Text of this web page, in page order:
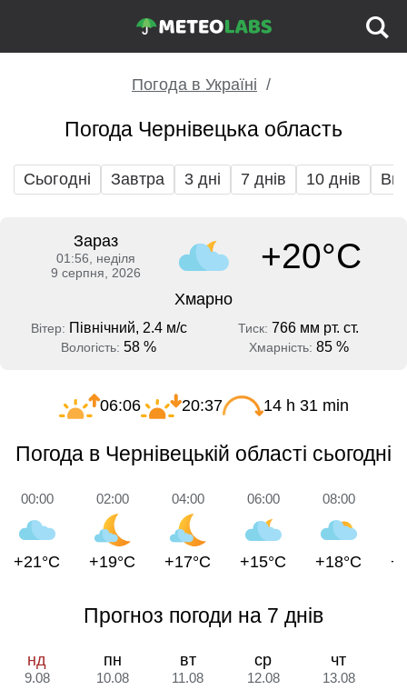
Погода в Україні
Погода Чернівецька область
Сьогодні Завтра 3 дні 7 днів 10 днів
Зараз
01:56, неділя
9 серпня, 2026
+20°C
Хмарно
Вітер: Північний, 2.4 м/с Тиск: 766 мм рт. ст.
Вологість: 58 % Хмарність: 85 %
06:06 20:37 14 h 31 min
Погода в Чернівецькій області сьогодні
00:00
+21°C
02:00
+19°C
04:00
+17°C
06:00
+15°C
08:00
+18°C
Прогноз погоди на 7 днів
нд
9.08
пн
10.08
вт
11.08
ср
12.08
чт
13.08